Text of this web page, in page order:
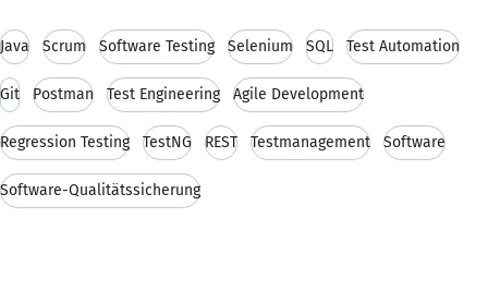
Java Scrum Software Testing Selenium SQL Test Automation
Git Postman Test Engineering Agile Development
Regression Testing TestNG REST Testmanagement Software
Software-Qualitätssicherung